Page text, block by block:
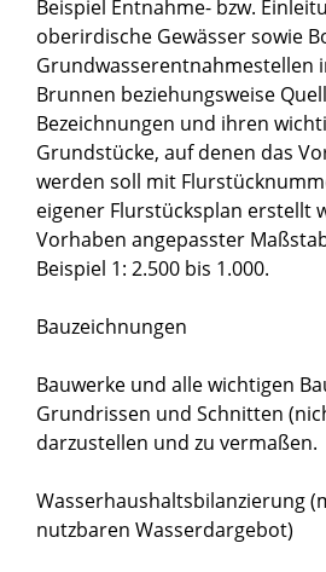
Beispiel Entnahme- bzw.
oberirdische Gewässer sowie
Grundwasserentnahmestellen
Brunnen beziehungsweise
Bezeichnungen und ihren
Grundstücke, auf denen das
werden soll mit
eigener Flurstücksplan erstellt
Vorhaben angepasster
Beispiel 1: 2.500 bis 1.000.
Bauzeichnungen
Bauwerke und alle wichtigen
Grundrissen und Schnitten
darzustellen und zu vermaßen.
Wasserhaushaltsbilanzierung
nutzbaren Wasserdargebot)